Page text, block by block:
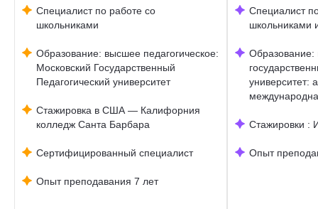
Специалист по работе со
школьниками
Образование: высшее педагогическое:
Московский Государственный
Педагогический университет
Стажировка в США — Калифорния
колледж Санта Барбара
Сертифицированный специалист
Опыт преподавания 7 лет
Специалист
школьниками
Образование:
университет:
Стажировки :
Опыт